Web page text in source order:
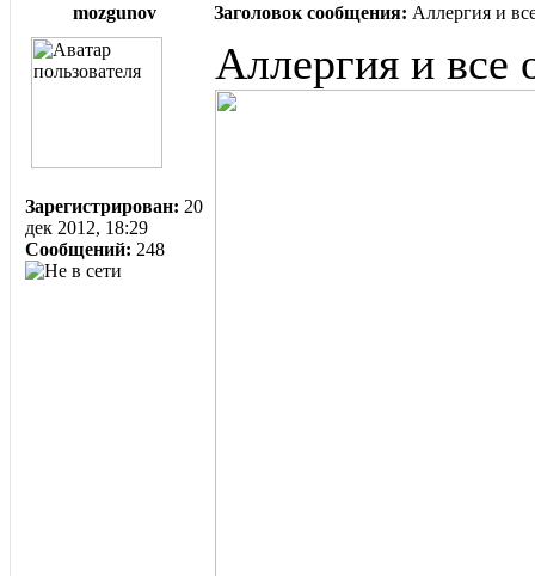
mozgunov
Заголовок сообщения: Аллергия и
Зарегистрирован: 20
дек 2012, 18:29
Сообщений: 248
Аллергия и все